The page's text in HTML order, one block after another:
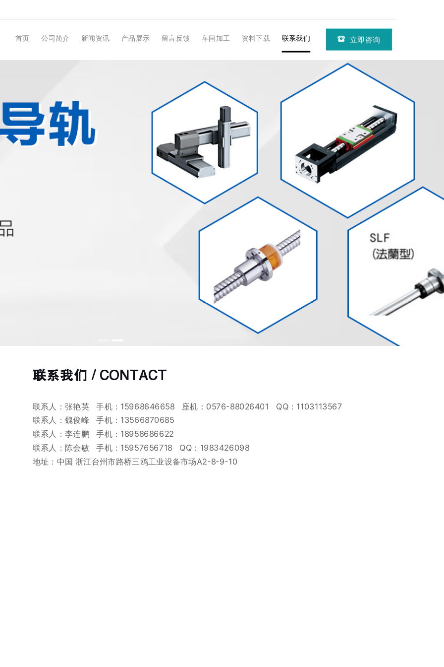
首页 公司简介 新闻资讯 产品展示 留言反馈 车间加工 资料下载 联系我们 立即咨询
联系我们 / CONTACT
联系人：张艳英 手机：15968646658 座机：0576-88026401 QQ：1103113567
联系人：魏俊峰 手机：13566870685
联系人：李连鹏 手机：18958686622
联系人：陈会敏 手机：15957656718 QQ：1983426098
地址：中国 浙江台州市路桥三鸥工业设备市场A2-8-9-10